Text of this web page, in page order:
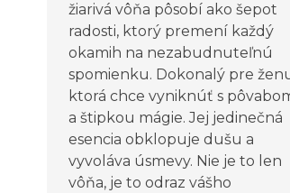
žiarivá vôňa pôsobí ako šepot
radosti, ktorý premení každý
okamih na nezabudnuteľnú
spomienku. Dokonalý pre
ktorá chce vyniknúť s
a štipkou mágie. Jej jedinečná
esencia obklopuje dušu a
vyvoláva úsmevy. Nie je to len
vôňa, je to odraz vášho